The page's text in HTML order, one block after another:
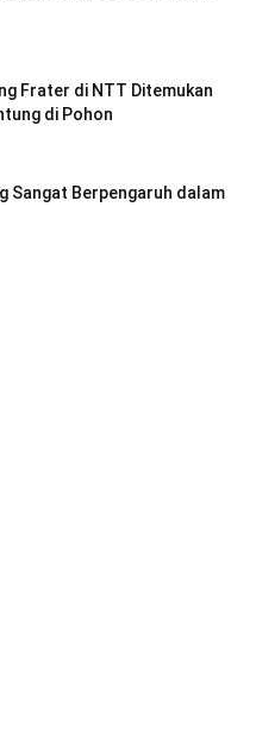
Frater di NTT Ditemukan
di Pohon
Sangat Berpengaruh dalam